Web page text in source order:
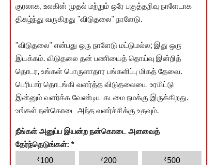
குரலாக, உலகின் முதல் மற்றும் ஒரே பகுத்தறிவு நாளேடாக
திகழ்ந்து வருகிறது "விடுதலை" நாளேடு.
"விடுதலை" என்பது ஒரு நாளேடு மட்டுமல்ல; இது ஒரு
இயக்கம். விடுதலை தன் பணியைத் தொய்வு இன்றித்
தொடர, உங்கள் பொருளாதார பங்களிப்பு மிகத் தேவை.
பெரியார் தொடங்கி வளர்த்த விடுதலையை உரமிட்டு
இன்னும் வளர்க்க வேண்டிய கடமை நமக்கு இருக்கிறது.
உங்கள் நன்கொடை அந்த வளர்ச்சிக்கு உதவும்.
நீங்கள் அனுப்ப இயன்ற நன்கொடை அளவைத்
தேர்ந்தெடுங்கள்: *
₹100 ₹200 ₹500